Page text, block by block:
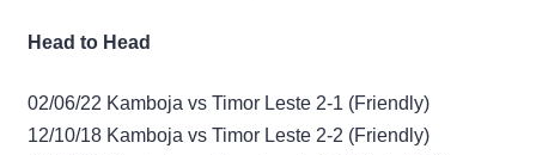
Head to Head
02/06/22 Kamboja vs Timor Leste 2-1 (Friendly)
12/10/18 Kamboja vs Timor Leste 2-2 (Friendly)